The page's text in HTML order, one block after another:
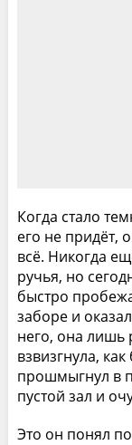
Когда стало
его не придёт,
всё. Никогда
ручья, но
быстро
заборе и
него, она лишь
взвизгнула,
прошмыгнул в
пустой зал и
Это он понял